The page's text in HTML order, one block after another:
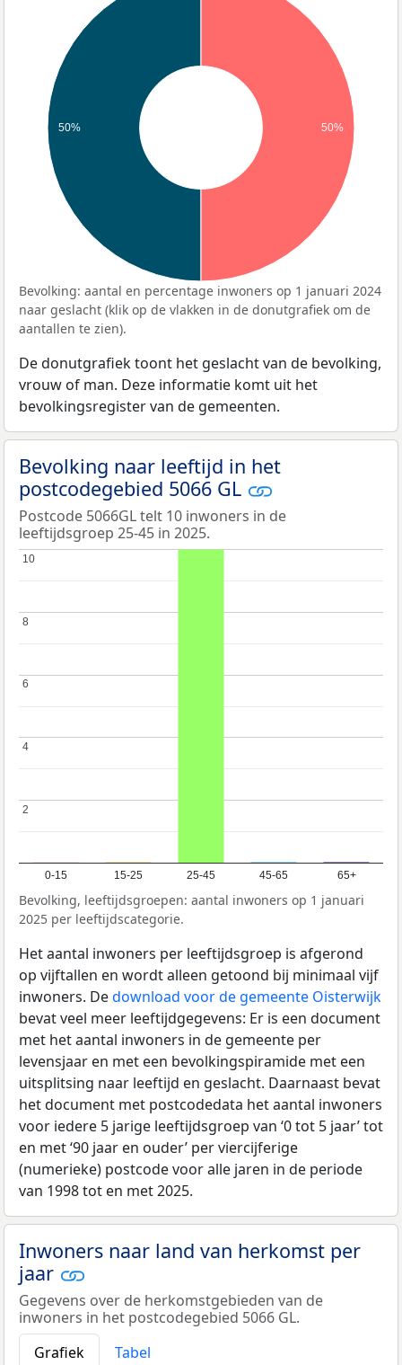
50% 50%
Bevolking: aantal en percentage inwoners op 1 januari 2024
naar geslacht (klik op de vlakken in de donutgrafiek om de
aantallen te zien).
De donutgrafiek toont het geslacht van de bevolking,
vrouw of man. Deze informatie komt uit het
bevolkingsregister van de gemeenten.
Bevolking naar leeftijd in het
postcodegebied 5066 GL
Postcode 5066GL telt 10 inwoners in de
leeftijdsgroep 25-45 in 2025.
0-15 15-25 25-45 45-65 65+
2
2
4
4
6
6
8
8
10
10
Bevolking, leeftijdsgroepen: aantal inwoners op 1 januari
2025 per leeftijdscategorie.
Het aantal inwoners per leeftijdsgroep is afgerond
op vijftallen en wordt alleen getoond bij minimaal vijf
inwoners. Dedownload voor de gemeente Oisterwijk
bevat veel meer leeftijdgegevens: Er is een document
met het aantal inwoners in de gemeente per
levensjaar en met een bevolkingspiramide met een
uitsplitsing naar leeftijd en geslacht. Daarnaast bevat
het document met postcodedata het aantal inwoners
voor iedere 5 jarige leeftijdsgroep van ‘0 tot 5 jaar’ tot
en met ‘90 jaar en ouder’ per viercijferige
(numerieke) postcode voor alle jaren in de periode
van 1998 tot en met 2025.
Inwoners naar land van herkomst per
jaar
Gegevens over de herkomstgebieden van de
inwoners in het postcodegebied 5066 GL.
Grafiek
Tabel